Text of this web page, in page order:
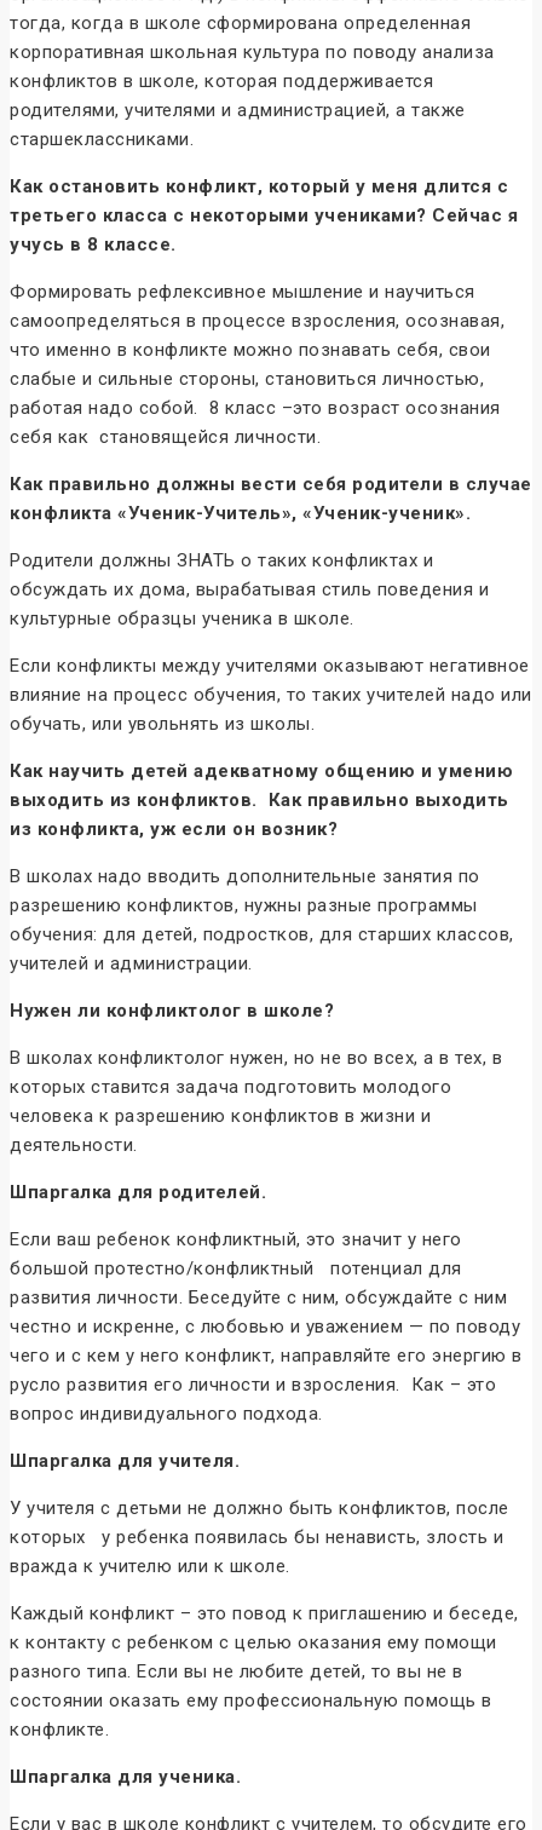
тогда, когда в школе сформирована определенная
корпоративная школьная культура по поводу анализа
конфликтов в школе, которая поддерживается
родителями, учителями и администрацией, а также
старшеклассниками.
Как остановить конфликт, который у меня длится с
третьего класса с некоторыми учениками? Сейчас я
учусь в 8 классе.
Формировать рефлексивное мышление и научиться
самоопределяться в процессе взросления, осознавая,
что именно в конфликте можно познавать себя, свои
слабые и сильные стороны, становиться личностью,
работая надо собой. 8 класс –это возраст осознания
себя как становящейся личности.
Как правильно должны вести себя родители в случае
конфликта «Ученик-Учитель», «Ученик-ученик».
Родители должны ЗНАТЬ о таких конфликтах и
обсуждать их дома, вырабатывая стиль поведения и
культурные образцы ученика в школе.
Если конфликты между учителями оказывают негативное
влияние на процесс обучения, то таких учителей надо или
обучать, или увольнять из школы.
Как научить детей адекватному общению и умению
выходить из конфликтов. Как правильно выходить
из конфликта, уж если он возник?
В школах надо вводить дополнительные занятия по
разрешению конфликтов, нужны разные программы
обучения: для детей, подростков, для старших классов,
учителей и администрации.
Нужен ли конфликтолог в школе?
В школах конфликтолог нужен, но не во всех, а в тех, в
которых ставится задача подготовить молодого
человека к разрешению конфликтов в жизни и
деятельности.
Шпаргалка для родителей.
Если ваш ребенок конфликтный, это значит у него
большой протестно/конфликтный потенциал для
развития личности. Беседуйте с ним, обсуждайте с ним
честно и искренне, с любовью и уважением — по поводу
чего и с кем у него конфликт, направляйте его энергию в
русло развития его личности и взросления. Как – это
вопрос индивидуального подхода.
Шпаргалка для учителя.
У учителя с детьми не должно быть конфликтов, после
которых у ребенка появилась бы ненависть, злость и
вражда к учителю или к школе.
Каждый конфликт – это повод к приглашению и беседе,
к контакту с ребенком с целью оказания ему помощи
разного типа. Если вы не любите детей, то вы не в
состоянии оказать ему профессиональную помощь в
конфликте.
Шпаргалка для ученика.
Если у вас в школе конфликт с учителем, то обсудите его